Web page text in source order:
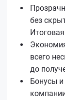
без
всего
до
Бонусы